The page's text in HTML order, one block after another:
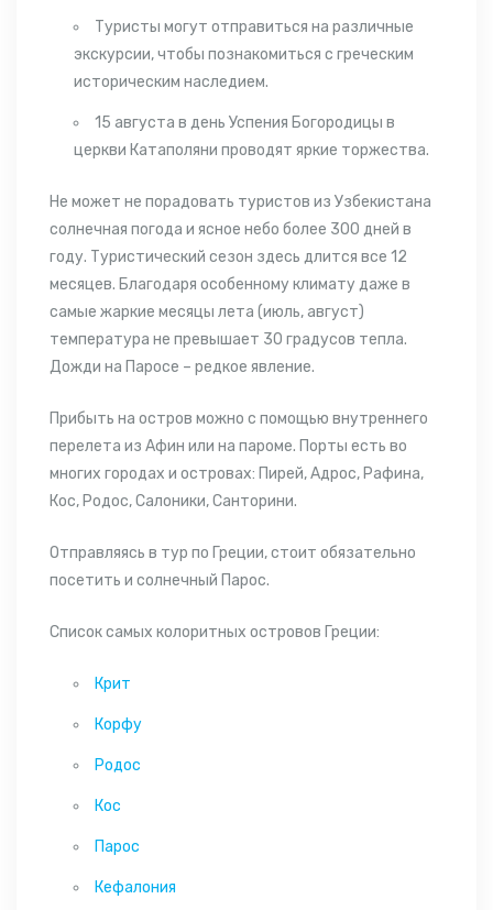
Туристы могут отправиться на различные
экскурсии, чтобы познакомиться с греческим
историческим наследием.
15 августа в день Успения Богородицы в
церкви Катаполяни проводят яркие торжества.
Не может не порадовать туристов из Узбекистана
солнечная погода и ясное небо более 300 дней в
году. Туристический сезон здесь длится все 12
месяцев. Благодаря особенному климату даже в
самые жаркие месяцы лета (июль, август)
температура не превышает 30 градусов тепла.
Дожди на Паросе – редкое явление.
Прибыть на остров можно с помощью внутреннего
перелета из Афин или на пароме. Порты есть во
многих городах и островах: Пирей, Адрос, Рафина,
Кос, Родос, Салоники, Санторини.
Отправляясь в тур по Греции,стоит обязательно
посетить и солнечный Парос.
Список самых колоритных островов Греции:
Крит
Корфу
Родос
Кос
Парос
Кефалония